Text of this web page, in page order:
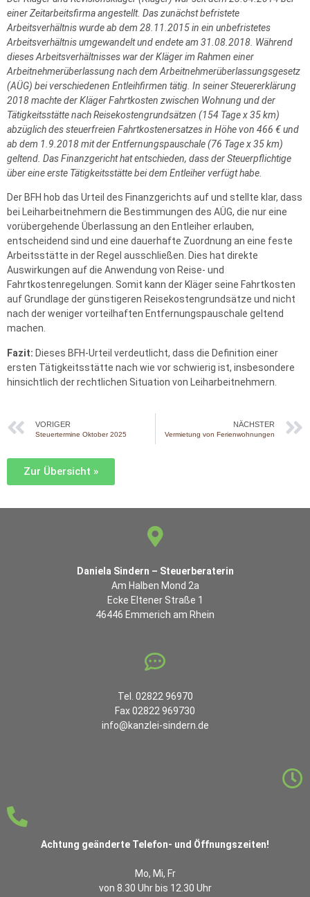
einer Zeitarbeitsfirma angestellt. Das zunächst befristete
Arbeitsverhältnis wurde ab dem 28.11.2015 in ein unbefristetes
Arbeitsverhältnis umgewandelt und endete am 31.08.2018. Während
dieses Arbeitsverhältnisses war der Kläger im Rahmen einer
Arbeitnehmerüberlassung nach dem Arbeitnehmerüberlassungsgesetz
(AÜG) bei verschiedenen Entleihfirmen tätig. In seiner Steuererklärung
2018 machte der Kläger Fahrtkosten zwischen Wohnung und der
Tätigkeitsstätte nach Reisekostengrundsätzen (154 Tage x 35 km)
abzüglich des steuerfreien Fahrtkostenersatzes in Höhe von 466 € und
ab dem 1.9.2018 mit der Entfernungspauschale (76 Tage x 35 km)
geltend. Das Finanzgericht hat entschieden, dass der Steuerpflichtige
über eine erste Tätigkeitsstätte bei dem Entleiher verfügt habe.
Der BFH hob das Urteil des Finanzgerichts auf und stellte klar, dass
bei Leiharbeitnehmern die Bestimmungen des AÜG, die nur eine
vorübergehende Überlassung an den Entleiher erlauben,
entscheidend sind und eine dauerhafte Zuordnung an eine feste
Arbeitsstätte in der Regel ausschließen. Dies hat direkte
Auswirkungen auf die Anwendung von Reise- und
Fahrtkostenregelungen. Somit kann der Kläger seine Fahrtkosten
auf Grundlage der günstigeren Reisekostengrundsätze und nicht
nach der weniger vorteilhaften Entfernungspauschale geltend
machen.
Fazit: Dieses BFH-Urteil verdeutlicht, dass die Definition einer
ersten Tätigkeitsstätte nach wie vor schwierig ist, insbesondere
hinsichtlich der rechtlichen Situation von Leiharbeitnehmern.
VORIGER
Steuertermine Oktober 2025
NÄCHSTER
Vermietung von Ferienwohnungen
Zur Übersicht »
Daniela Sindern – Steuerberaterin
Am Halben Mond 2a
Ecke Eltener Straße 1
46446 Emmerich am Rhein
Tel. 02822 96970
Fax 02822 969730
info@kanzlei-sindern.de
Achtung geänderte Telefon- und Öffnungszeiten!
Mo, Mi, Fr
von 8.30 Uhr bis 12.30 Uhr